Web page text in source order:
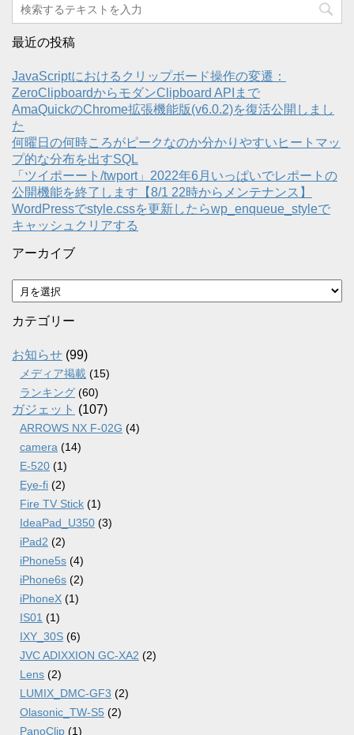
最近の投稿
JavaScriptにおけるクリップボード操作の変遷：
ZeroClipboardからモダンClipboard APIまで
AmaQuickのChrome拡張機能版(v6.0.2)を復活公開しまし
た
何曜日の何時ころがピークなのか分かりやすいヒートマッ
プ的な分布を出すSQL
「ツイポーート/twport」2022年6月いっぱいでレポートの
公開機能を終了します【8/1 22時からメンテナンス】
WordPressでstyle.cssを更新したらwp_enqueue_styleで
キャッシュクリアする
アーカイブ
ア
ー
カ
ブ
カテゴリー
お知らせ (99)
メディア掲載 (15)
ランキング (60)
ガジェット (107)
ARROWS NX F-02G (4)
camera (14)
E-520 (1)
Eye-fi (2)
Fire TV Stick (1)
IdeaPad_U350 (3)
iPad2 (2)
iPhone5s (4)
iPhone6s (2)
iPhoneX (1)
IS01 (1)
IXY_30S (6)
JVC ADIXXION GC-XA2 (2)
Lens (2)
LUMIX_DMC-GF3 (2)
Olasonic_TW-S5 (2)
PanoClip (1)